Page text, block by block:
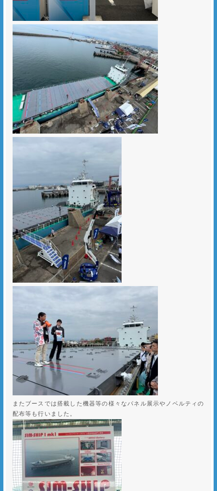
またブースでは搭載した機器等の様々なパネル展示やノベルティの
配布等も行いました。